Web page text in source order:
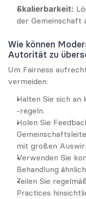
Skalierbarkeit:
der Gemeinschaft
Wie können
Autorität zu
Um Fairness
vermeiden:
Halten Sie sich an
-regeln.
Holen Sie
mit großen
Verwenden Sie
Behandlung
Teilen Sie
Practices